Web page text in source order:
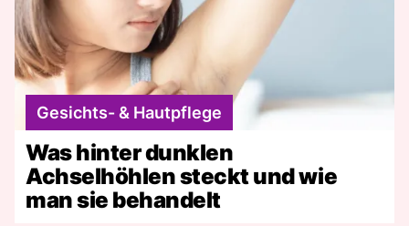
Gesichts- & Hautpflege
Was hinter dunklen
Achselhöhlen steckt und wie
man sie behandelt